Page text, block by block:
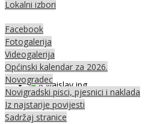
Lokalni izbori
Facebook
Fotogalerija
Videogalerija
Općinski kalendar za 2026.
Novogradec
Novigradski pisci, pjesnici i naklada
Iz najstarije povijesti
Sadržaj stranice